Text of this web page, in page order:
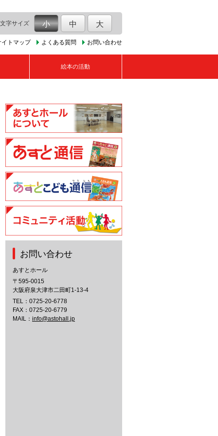
文字サイズ 小 中 大
イトマップ よくある質問 お問い合わせ
絵本の活動
お問い合わせ
あすとホール
〒595-0015
大阪府泉大津市二田町1-13-4
TEL： 0725-20-6778
FAX：0725-20-6779
MAIL： info@astohall.jp